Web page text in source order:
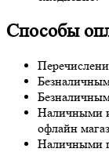
Способы
Наличными
офлайн
Наличными